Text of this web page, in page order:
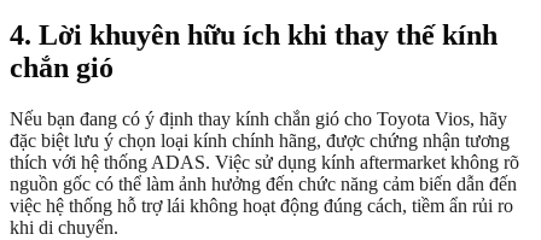
4. Lời khuyên hữu ích khi thay thế kính
chắn gió
Nếu bạn đang có ý định thay kính chắn gió cho Toyota Vios, hãy
đặc biệt lưu ý chọn loại kính chính hãng, được chứng nhận tương
thích với hệ thống ADAS. Việc sử dụng kính aftermarket không rõ
nguồn gốc có thể làm ảnh hưởng đến chức năng cảm biến dẫn đến
việc hệ thống hỗ trợ lái không hoạt động đúng cách, tiềm ẩn rủi ro
khi di chuyển.